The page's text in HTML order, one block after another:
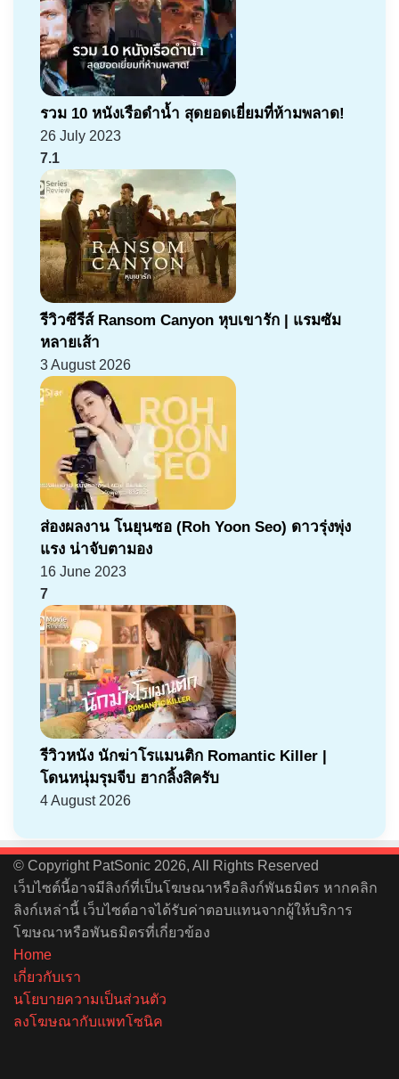
รวม 10 หนังเรือดำน้ำ สุดยอดเยี่ยมที่ห้ามพลาด!
26 July 2023
7.1
รีวิวซีรีส์ Ransom Canyon หุบเขารัก | แรมซัม
หลายเส้า
3 August 2026
ส่องผลงาน โนยุนซอ (Roh Yoon Seo) ดาวรุ่งพุ่ง
แรง น่าจับตามอง
16 June 2023
7
รีวิวหนัง นักฆ่าโรแมนติก Romantic Killer |
โดนหนุ่มรุมจีบ ฮากลิ้งสิครับ
4 August 2026
© Copyright PatSonic 2026, All Rights Reserved
เว็บไซต์นี้อาจมีลิงก์ที่เป็นโฆษณาหรือลิงก์พันธมิตร หากคลิก
ลิงก์เหล่านี้ เว็บไซต์อาจได้รับค่าตอบแทนจากผู้ให้บริการ
โฆษณาหรือพันธมิตรที่เกี่ยวข้อง
Home
เกี่ยวกับเรา
นโยบายความเป็นส่วนตัว
ลงโฆษณากับแพทโซนิค